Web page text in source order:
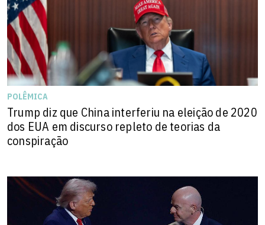
POLÊMICA
Trump diz que China interferiu na eleição de 2020
dos EUA em discurso repleto de teorias da
conspiração